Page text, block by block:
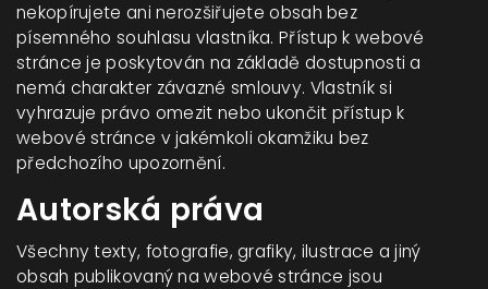
nekopírujete ani nerozšiřujete obsah bez
písemného souhlasu vlastníka. Přístup k webové
stránce je poskytován na základě dostupnosti a
nemá charakter závazné smlouvy. Vlastník si
vyhrazuje právo omezit nebo ukončit přístup k
webové stránce v jakémkoli okamžiku bez
předchozího upozornění.
Autorská práva
Všechny texty, fotografie, grafiky, ilustrace a jiný
obsah publikovaný na webové stránce jsou